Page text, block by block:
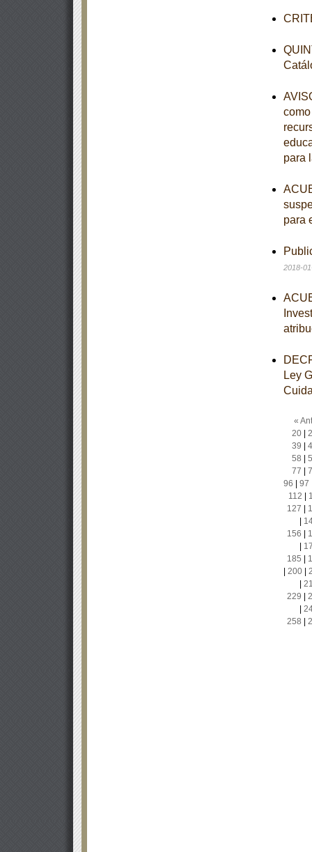
para
para
2018-
Ley
«
20|
39
58
77
96
97
112
127
156
185
200|
229
258